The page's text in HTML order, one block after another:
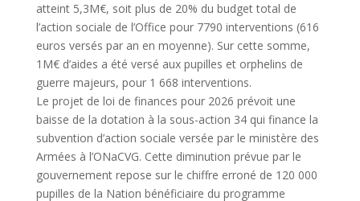
atteint 5,3M€, soit plus de 20% du budget total de
l’action sociale de l’Office pour 7790 interventions (616
euros versés par an en moyenne). Sur cette somme,
1M€ d’aides a été versé aux pupilles et orphelins de
guerre majeurs, pour 1 668 interventions.
Le projet de loi de finances pour 2026 prévoit une
baisse de la dotation à la sous-action 34 qui finance la
subvention d’action sociale versée par le ministère des
Armées à l’ONaCVG. Cette diminution prévue par le
gouvernement repose sur le chiffre erroné de 120 000
pupilles de la Nation bénéficiaire du programme